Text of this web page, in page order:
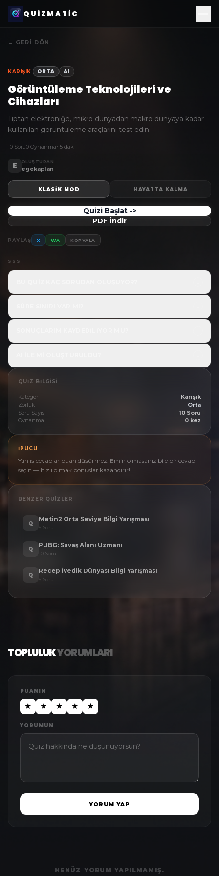
QUIZMATIC
← GERI DÖN
KARIŞIK· ORTA AI
Görüntüleme Teknolojileri ve
Cihazları
Tıptan elektroniğe, mikro dünyadan makro dünyaya kadar
kullanılan görüntüleme araçlarını test edin.
10 Soru0 Oynanma~5 dak
E OLUŞTURAN
egekaplan
KLASIK MOD HAYATTA KALMA
Quizi Başlat ->
PDF İndir
PAYLAŞ X WA KOPYALA
SSS
QUIZ BILGISI
Kategori
Karışık
Zorluk
Orta
Soru Sayısı
10 Soru
Oynanma
0 kez
İPUCU
Yanlış cevaplar puan düşürmez. Emin olmasanız bile bir cevap
seçin — hızlı olmak bonuslar kazandırır!
BENZER QUIZLER
Q
Metin2 Orta Seviye Bilgi Yarışması
5 Soru
Q
PUBG: Savaş Alanı Uzmanı
10 Soru
Q
Recep İvedik Dünyası Bilgi Yarışması
5 Soru
TOPLULUKYORUMLARI
PUANIN
★ ★ ★ ★ ★
YORUMUN
YORUM YAP
HENÜZ YORUM YAPILMAMIŞ.